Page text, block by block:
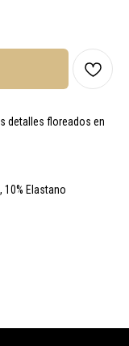
detalles floreados en
10% Elastano